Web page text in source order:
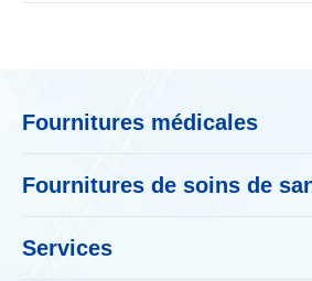
Fournitures médicales
Fournitures de soins de
Services